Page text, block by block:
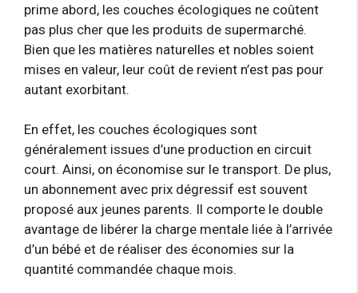
prime abord, les couches écologiques ne coûtent
pas plus cher que les produits de supermarché.
Bien que les matières naturelles et nobles soient
mises en valeur, leur coût de revient n’est pas pour
autant exorbitant.
En effet, les couches écologiques sont
généralement issues d’une production en circuit
court. Ainsi, on économise sur le transport. De plus,
un abonnement avec prix dégressif est souvent
proposé aux jeunes parents. Il comporte le double
avantage de libérer la charge mentale liée à l’arrivée
d’un bébé et de réaliser des économies sur la
quantité commandée chaque mois.